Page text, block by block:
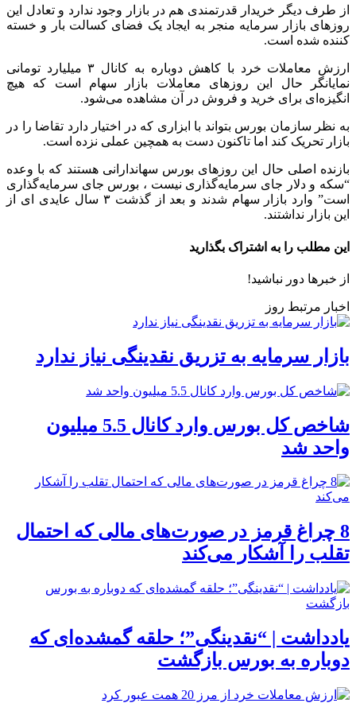
از طرف دیگر خریدار قدرتمندی هم در بازار وجود ندارد و تعادل این
روزهای بازار سرمایه منجر به ایجاد یک فضای کسالت بار و خسته
کننده شده است.
ارزش معاملات خرد با کاهش دوباره به کانال ۳ میلیارد تومانی
نمایانگر حال این روزهای معاملات بازار سهام است که هیچ
انگیزه‌ای برای خرید و فروش در آن مشاهده می‌شود.
به نظر سازمان بورس بتواند با ابزاری که در اختیار دارد تقاضا را در
بازار تحریک کند اما تاکنون دست به همچین عملی نزده است.
بازنده اصلی حال این روزهای بورس سهاندارانی هستند که با وعده‌
“سکه و دلار جای سرمایه‌گذاری نیست ، بورس جای سرمایه‌گذاری
است” وارد بازار سهام شدند و بعد از گذشت ۳ سال عایدی ای از
این بازار نداشتند.
این مطلب را به اشتراک بگذارید
از خبرها دور نباشید!
اخبار مرتبط روز
بازار سرمایه به تزریق نقدینگی نیاز ندارد
شاخص کل بورس وارد کانال 5.5 میلیون
واحد شد
8 چراغ قرمز در صورت‌های مالی که احتمال
تقلب را آشکار می‌کند
یادداشت | “نقدینگی”؛ حلقه گمشده‌ای که
دوباره به بورس بازگشت